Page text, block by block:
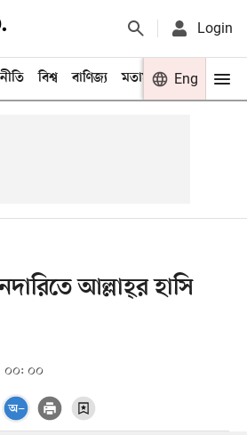
Login
বিশ্ব বাণিজ্য মতামত খেলা
Eng
আল্লাহ্‌র হাসি
০০: ০০